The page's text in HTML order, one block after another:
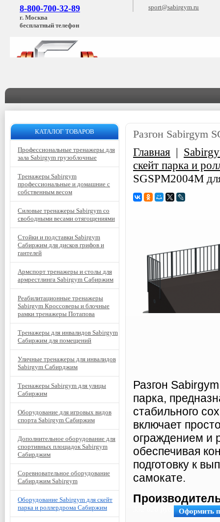
8-800-700-32-89
г. Москва
бесплатный телефон
sport@sabirgym.ru
Разгон Sabirgym
Главная |
скейт парка и
SGSPM2004М
Разгон
парка,
стабильного
включает
ограждением и
обеспечивая
подготовку к
самокате.
Оформить
КАТАЛОГ ТОВАРОВ
Профессиональные тренажеры для
зала Sabirgym грузоблочные
Тренажеры Sabirgym
профессиональные и домашние с
собственным весом
Силовые тренажеры Sabirgym со
свободными весами отягощениями
Стойки и подставки Sabirgym
Сабиржим для дисков грифов и
гантелей
Армспорт тренажеры и столы для
армрестлинга Sabirgym Сабиржим
Реабилитационные тренажеры
Sabirgym Кроссоверы и блочные
рамки тренажеры Потапова
Тренажеры для инвалидов Sabirgym
Сабиржим для помещений
Уличные тренажеры для инвалидов
Sabirgym Сабирджим
Тренажеры Sabirgym для улицы
Сабиржим
Оборудование для игровых видов
спорта Sabirgym Сабиржим
Дополнительное оборудование для
спортивных площадок Sabirgym
Сабирджим
Соревновательное оборудование
Сабирджим Sabirgym
Оборудование Sabirgym для скейт
парка и роллердрома Сабиржим